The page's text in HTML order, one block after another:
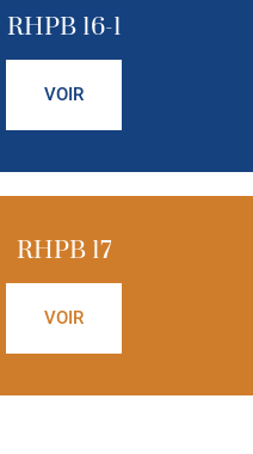
RHPB 16-1
VOIR
RHPB 17
VOIR